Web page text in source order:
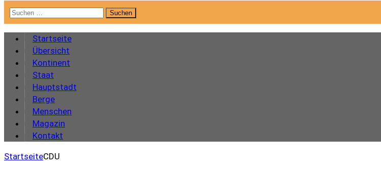
Suchen
nach:
Startseite
Übersicht
Kontinent
Staat
Hauptstadt
Berge
Menschen
Magazin
Kontakt
StartseiteCDU